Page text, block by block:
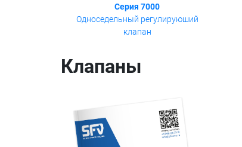
Серия 7000
Односедельный регулируюший
клапан
Клапаны